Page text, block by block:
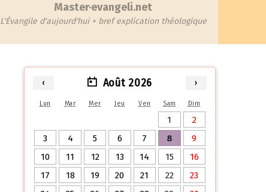
Master·evangeli.net
L'Évangile d'aujourd'hui + bref explication théologique
‹ Août 2026 ›
Lun Mar Mer Jeu Ven Sam Dim
1
2
3
4 5 6 7 8
9
10
11 12 13 14 15
16
17
18 19 20 21 22
23